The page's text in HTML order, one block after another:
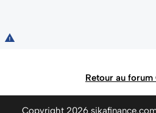
Retour au forum
Copyright 2026